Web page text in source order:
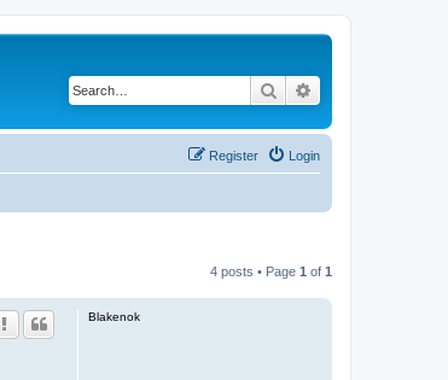
Search
Login
Register
4 posts • Page 1 of 1
Blakenok